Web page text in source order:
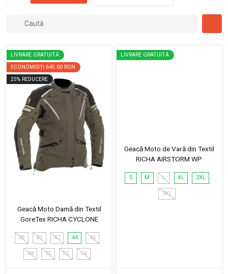
LIVRARE GRATUITĂ
ECONOMISIȚI 645.00 RON
25% REDUCERE
Geacă Moto Damă din Textil
GoreTex RICHA CYCLONE
38 40 42 44 46
48 50 52 54
LIVRARE GRATUITĂ
Geacă Moto de Vară din Textil
RICHA AIRSTORM WP
S M L XL 2XL
3XL